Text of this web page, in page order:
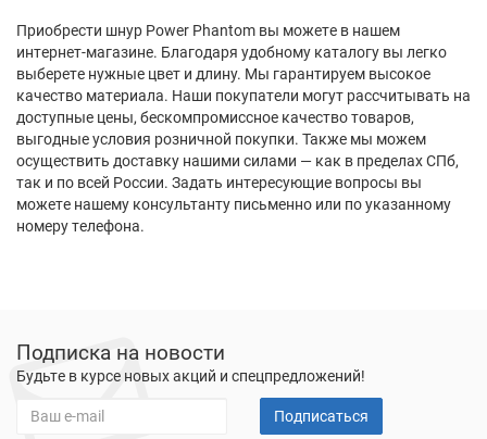
Приобрести шнур Power Phantom вы можете в нашем
интернет-магазине. Благодаря удобному каталогу вы легко
выберете нужные цвет и длину. Мы гарантируем высокое
качество материала. Наши покупатели могут рассчитывать на
доступные цены, бескомпромиссное качество товаров,
выгодные условия розничной покупки. Также мы можем
осуществить доставку нашими силами — как в пределах СПб,
так и по всей России. Задать интересующие вопросы вы
можете нашему консультанту письменно или по указанному
номеру телефона.
Подписка на новости
Будьте в курсе новых акций и спецпредложений!
Подписаться